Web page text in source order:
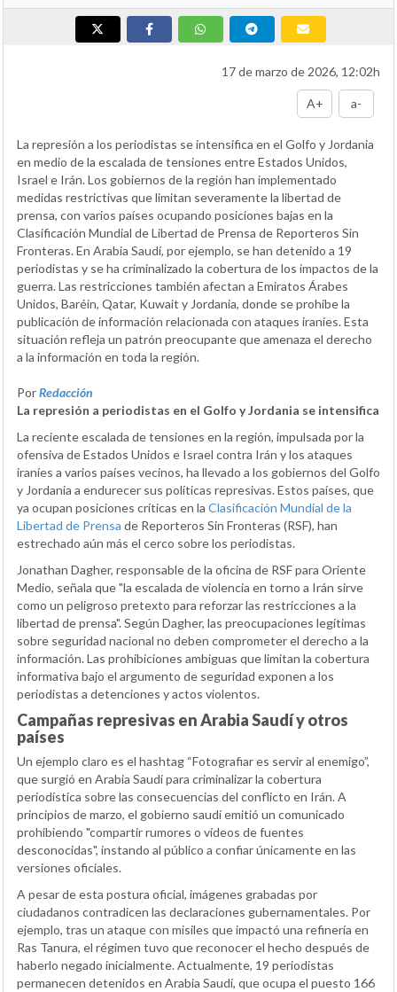
17 de marzo de 2026, 12:02h
A+ a-
La represión a los periodistas se intensifica en el Golfo y Jordania
en medio de la escalada de tensiones entre Estados Unidos,
Israel e Irán. Los gobiernos de la región han implementado
medidas restrictivas que limitan severamente la libertad de
prensa, con varios países ocupando posiciones bajas en la
Clasificación Mundial de Libertad de Prensa de Reporteros Sin
Fronteras. En Arabia Saudí, por ejemplo, se han detenido a 19
periodistas y se ha criminalizado la cobertura de los impactos de la
guerra. Las restricciones también afectan a Emiratos Árabes
Unidos, Baréin, Qatar, Kuwait y Jordania, donde se prohíbe la
publicación de información relacionada con ataques iraníes. Esta
situación refleja un patrón preocupante que amenaza el derecho
a la información en toda la región.
PorRedacción
La represión a periodistas en el Golfo y Jordania se intensifica
La reciente escalada de tensiones en la región, impulsada por la
ofensiva de Estados Unidos e Israel contra Irán y los ataques
iraníes a varios países vecinos, ha llevado a los gobiernos del Golfo
y Jordania a endurecer sus políticas represivas. Estos países, que
ya ocupan posiciones críticas en la Clasificación Mundial de la
Libertad de Prensa de Reporteros Sin Fronteras (RSF), han
estrechado aún más el cerco sobre los periodistas.
Jonathan Dagher, responsable de la oficina de RSF para Oriente
Medio, señala que "la escalada de violencia en torno a Irán sirve
como un peligroso pretexto para reforzar las restricciones a la
libertad de prensa". Según Dagher, las preocupaciones legítimas
sobre seguridad nacional no deben comprometer el derecho a la
información. Las prohibiciones ambiguas que limitan la cobertura
informativa bajo el argumento de seguridad exponen a los
periodistas a detenciones y actos violentos.
Campañas represivas en Arabia Saudí y otros
países
Un ejemplo claro es el hashtag “Fotografiar es servir al enemigo”,
que surgió en Arabia Saudí para criminalizar la cobertura
periodística sobre las consecuencias del conflicto en Irán. A
principios de marzo, el gobierno saudí emitió un comunicado
prohibiendo "compartir rumores o vídeos de fuentes
desconocidas", instando al público a confiar únicamente en las
versiones oficiales.
A pesar de esta postura oficial, imágenes grabadas por
ciudadanos contradicen las declaraciones gubernamentales. Por
ejemplo, tras un ataque con misiles que impactó una refinería en
Ras Tanura, el régimen tuvo que reconocer el hecho después de
haberlo negado inicialmente. Actualmente, 19 periodistas
permanecen detenidos en Arabia Saudí, que ocupa el puesto 166